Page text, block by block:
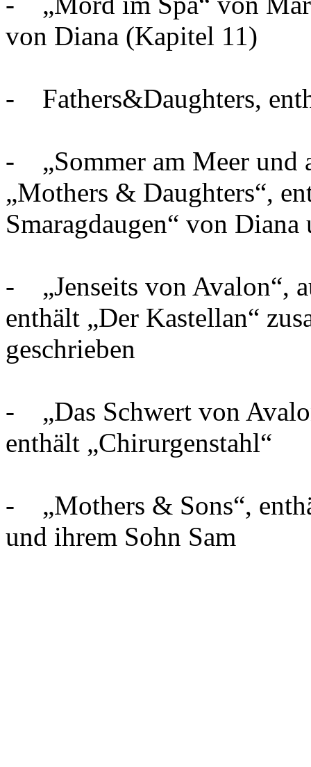
von Diana (Kapitel 11)
- Fathers&Daughters,
- „Sommer am Meer und
„Mothers & Daughters“,
Smaragdaugen“ von
- „Jenseits von Avalon“,
enthält „Der Kastellan“
geschrieben
- „Das Schwert von
enthält „Chirurgenstahl“
- „Mothers & Sons“,
und ihrem Sohn Sam